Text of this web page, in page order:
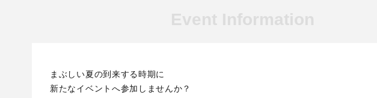
まぶしい夏の到来する時期に
新たなイベントへ参加しませんか？